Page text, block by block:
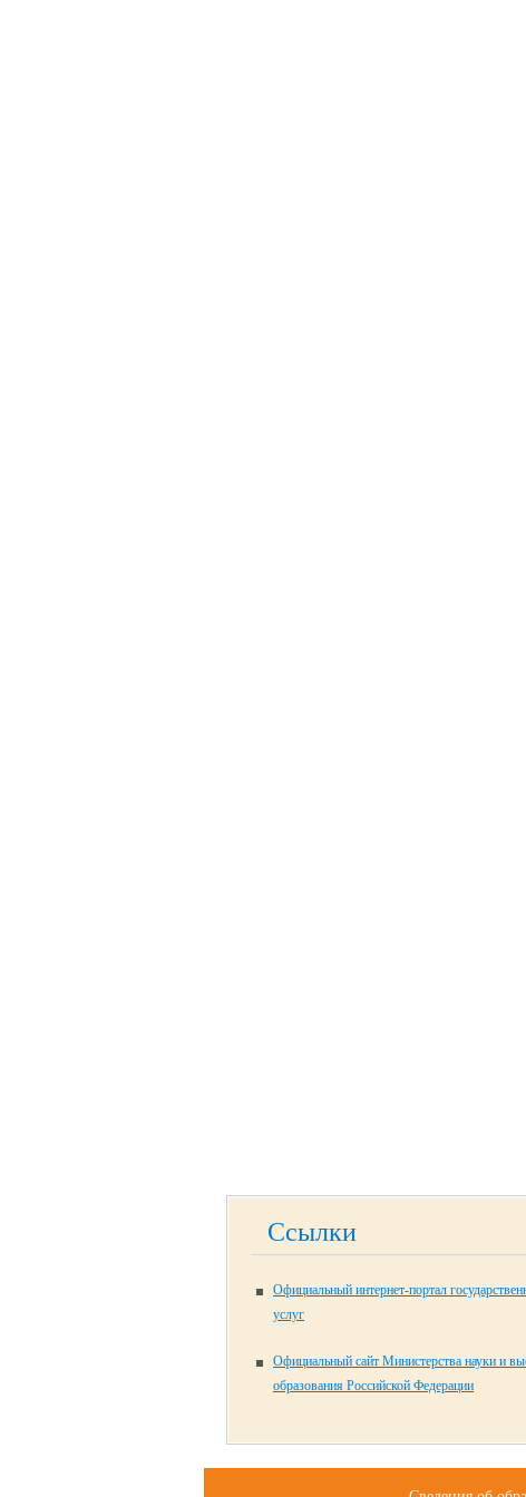
Ссылки
Официальный интернет-портал
услуг
Официальный сайт Министерства науки и
образования Российской Федерации